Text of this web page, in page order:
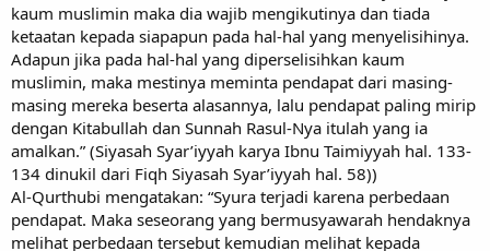
kaum muslimin maka dia wajib mengikutinya dan tiada
ketaatan kepada siapapun pada hal-hal yang menyelisihinya.
Adapun jika pada hal-hal yang diperselisihkan kaum
muslimin, maka mestinya meminta pendapat dari masing-
masing mereka beserta alasannya, lalu pendapat paling mirip
dengan Kitabullah dan Sunnah Rasul-Nya itulah yang ia
amalkan.” (Siyasah Syar’iyyah karya Ibnu Taimiyyah hal. 133-
134 dinukil dari Fiqh Siyasah Syar’iyyah hal. 58))
Al-Qurthubi mengatakan: “Syura terjadi karena perbedaan
pendapat. Maka seseorang yang bermusyawarah hendaknya
melihat perbedaan tersebut kemudian melihat kepada